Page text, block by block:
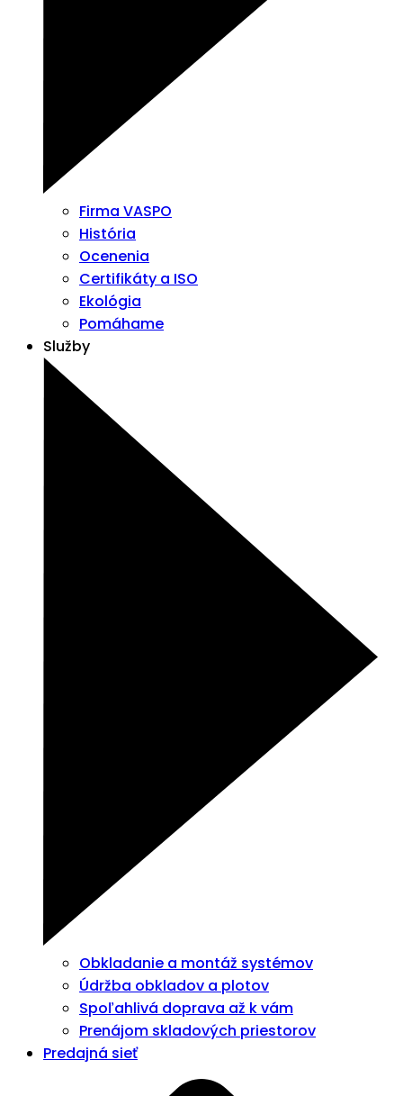
Firma VASPO
História
Ocenenia
Certifikáty a ISO
Ekológia
Pomáhame
Služby
Obkladanie a montáž systémov
Údržba obkladov a plotov
Spoľahlivá doprava až k vám
Prenájom skladových priestorov
Predajná sieť